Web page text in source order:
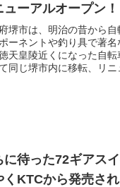
ューアルオープン
堺市は、明治の昔から
ーネントや釣り具で著
天皇陵近くになった自転
同じ堺市内に移転、リニ
に待った72ギアス
くKTCから発売され